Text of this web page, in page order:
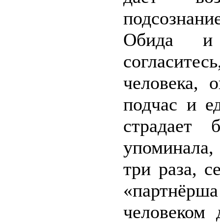
Обида и
человека,
подчас и
три раза,